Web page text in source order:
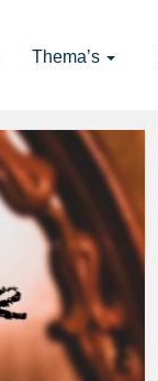
Thema’s